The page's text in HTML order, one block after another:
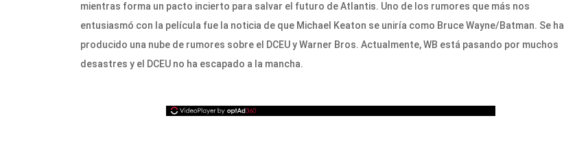
mientras forma un pacto incierto para salvar el futuro de Atlantis. Uno de los rumores que más nos
entusiasmó con la película fue la noticia de que Michael Keaton se uniría como Bruce Wayne/Batman. Se ha
producido una nube de rumores sobre el DCEU y Warner Bros. Actualmente, WB está pasando por muchos
desastres y el DCEU no ha escapado a la mancha.